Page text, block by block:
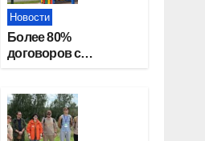
Новости
Более 80%
договоров с
Новосибирской
области оформили
онлайн